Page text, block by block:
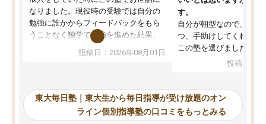
なりました。現役時の受験では自分の
勉強に誰かからフィードバックをもら
うことなく独学で勉強を進めた結果、
入試本番に地歴の学習が間に合わず不
合格となってしまいました。その経験
東大毎日塾にたどり着きました。学習
の長期計画や日々の勉強のやり方につ
いて客観的なアドバイスをいただけた
投稿日：2026年08月01日
す。
自分が朝型なので、自習
つ、手助けしてくれる設
この塾を選びました。
投稿日：
東大毎日塾｜東大生から毎日指導が受け放題のオン
ライン個別指導塾の口コミをもっとみる